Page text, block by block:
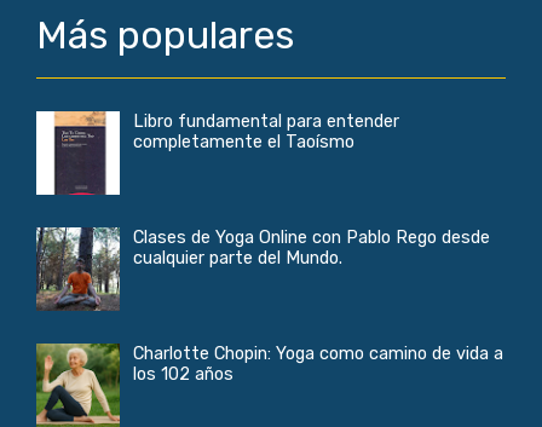
Más populares
Libro fundamental para entender
completamente el Taoísmo
Clases de Yoga Online con Pablo Rego desde
cualquier parte del Mundo.
Charlotte Chopin: Yoga como camino de vida a
los 102 años